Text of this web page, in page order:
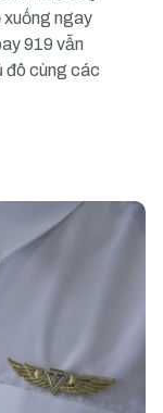
xuống ngay
919 vẫn
đô cùng các